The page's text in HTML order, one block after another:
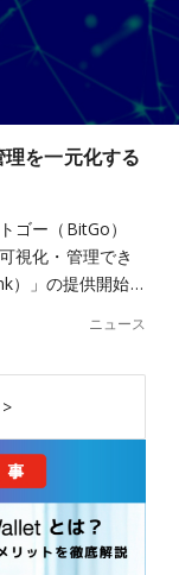
を一元化する
ゴー（BitGo）
視化・管理でき
）」の提供開始…
ニュース